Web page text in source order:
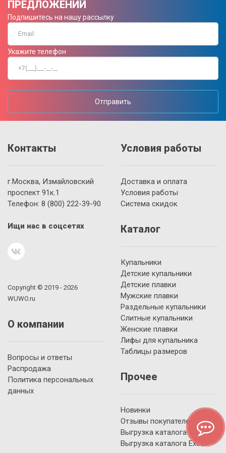
ПРЕДЛОЖЕНИЙ
Подпишитесь на нашу рассылку
Укажите телефон
Отправить
Контакты
г.Москва, Измайловский
проспект 91к.1
Телефон: 8 (800) 222-39-90
Ищи нас в соцсетях
Copyright © 2019 - 2026
WUWO.ru
О компании
Вопросы и ответы
Распродажа
Политика персональных
данных
Условия работы
Доставка и оплата
Условия работы
Система скидок
Каталог
Купальники
Детские купальники
Детские плавки
Мужские плавки
Раздельные купальники
Слитные купальники
Женские плавки
Лифы для купальника
Таблицы размеров
Прочее
Новинки
Отзывы покупателей
Выгрузка каталога YML
Выгрузка каталога Excel